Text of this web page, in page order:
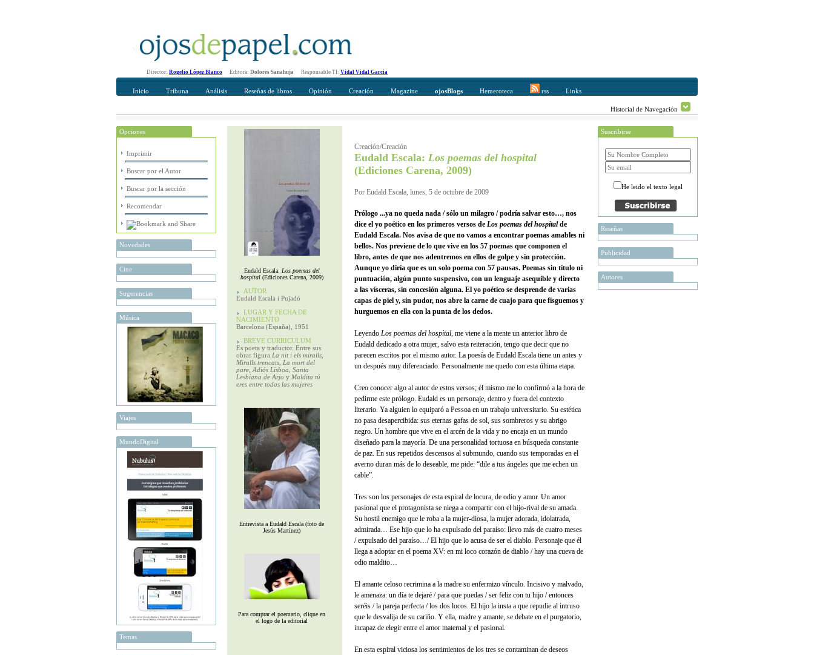
Director: Rogelio López Blanco Editora: Dolores Sanahuja Responsable TI: Vidal Vidal Garcia
Inicio Tribuna Análisis Reseñas de libros Opinión Creación Magazine ojosBlogs Hemeroteca rss Links
Historial de Navegación
Opciones
Imprimir
Buscar por el Autor
Buscar por la sección
Recomendar
Novedades
Cine
Sugerencias
Música
Viajes
MundoDigital
Temas
Recomendar
Eudald Escala: Los poemas del
hospital(Ediciones Carena, 2009)
AUTOR
Eudald Escala i Pujadó
LUGAR Y FECHA DE
NACIMIENTO
Barcelona (España), 1951
BREVE CURRICULUM
Es poeta y traductor. Entre sus
obras figura La nit i els miralls,
Miralls trencats, La mort del
pare, Adiós Lisboa, Santa
Lesbiana de Arjo y Maldita tú
eres entre todas las mujeres
Entrevista a Eudald Escala (foto de
Jesús Martínez)
Para comprar el poemario, clique en
el logo de la editorial
Creación/Creación
Eudald Escala: Los poemas del hospital
(Ediciones Carena, 2009)
Por Eudald Escala, lunes, 5 de octubre de 2009
Prólogo ...ya no queda nada / sólo un milagro / podría salvar esto…, nos
dice el yo poético en los primeros versos de Los poemas del hospitalde
Eudald Escala. Nos avisa de que no vamos a encontrar poemas amables ni
bellos. Nos previene de lo que vive en los 57 poemas que componen el
libro, antes de que nos adentremos en ellos de golpe y sin protección.
Aunque yo diría que es un solo poema con 57 pausas. Poemas sin título ni
puntuación, algún punto suspensivo, con un lenguaje asequible y directo
a las vísceras, sin concesión alguna. El yo poético se desprende de varias
capas de piel y, sin pudor, nos abre la carne de cuajo para que fisguemos y
hurguemos en ella con la punta de los dedos.
Leyendo Los poemas del hospital, me viene a la mente un anterior libro de
Eudald dedicado a otra mujer, salvo esta reiteración, tengo que decir que no
parecen escritos por el mismo autor. La poesía de Eudald Escala tiene un antes y
un después muy diferenciado. Personalmente me quedo con esta última etapa.
Creo conocer algo al autor de estos versos; él mismo me lo confirmó a la hora de
pedirme este prólogo. Eudald es un personaje, dentro y fuera del contexto
literario. Ya alguien lo equiparó a Pessoa en un trabajo universitario. Su estética
no pasa desapercibida: sus eternas gafas de sol, sus sombreros y su abrigo
negro. Un hombre que vive en el arcén de la vida y no encaja en un mundo
diseñado para la mayoría. De una personalidad tortuosa en búsqueda constante
de paz. En sus repetidos descensos al submundo, cuando sus temporadas en el
averno duran más de lo deseable, me pide: “dile a tus ángeles que me echen un
cable”.
Tres son los personajes de esta espiral de locura, de odio y amor. Un amor
pasional que el protagonista se niega a compartir con el hijo-rival de su amada.
Su hostil enemigo que le roba a la mujer-diosa, la mujer adorada, idolatrada,
admirada… Ese hijo que lo ha expulsado del paraíso: llevo más de cuatro meses
/ expulsado del paraíso…/ El hijo que lo acusa de ser el diablo. Personaje que él
llega a adoptar en el poema XV: en mi loco corazón de diablo / hay una cueva de
odio maldito…
El amante celoso recrimina a la madre su enfermizo vínculo. Incisivo y malvado,
le amenaza: un día te dejaré / para que puedas / ser feliz con tu hijo / entonces
seréis / la pareja perfecta / los dos locos. El hijo la insta a que repudie al intruso
que le desvalija de su cariño. Y ella, madre y amante, se debate en el purgatorio,
incapaz de elegir entre el amor maternal y el pasional.
En esta espiral viciosa los sentimientos de los tres se contaminan de deseos
Suscribirse
He leido el texto legal
Reseñas
Publicidad
Autores